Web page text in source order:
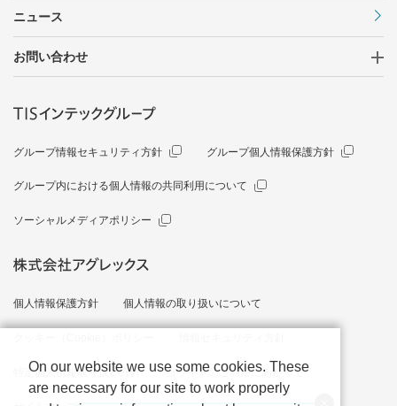
ニュース
お問い合わせ
グループ情報セキュリティ方針 グループ個人情報保護方針
グループ内における個人情報の共同利用について
ソーシャルメディアポリシー
個人情報保護方針 個人情報の取り扱いについて
特定個人情報取り扱い方針 当サイトのご利用にあたって
On our website we use some cookies. These
are necessary for our site to work properly